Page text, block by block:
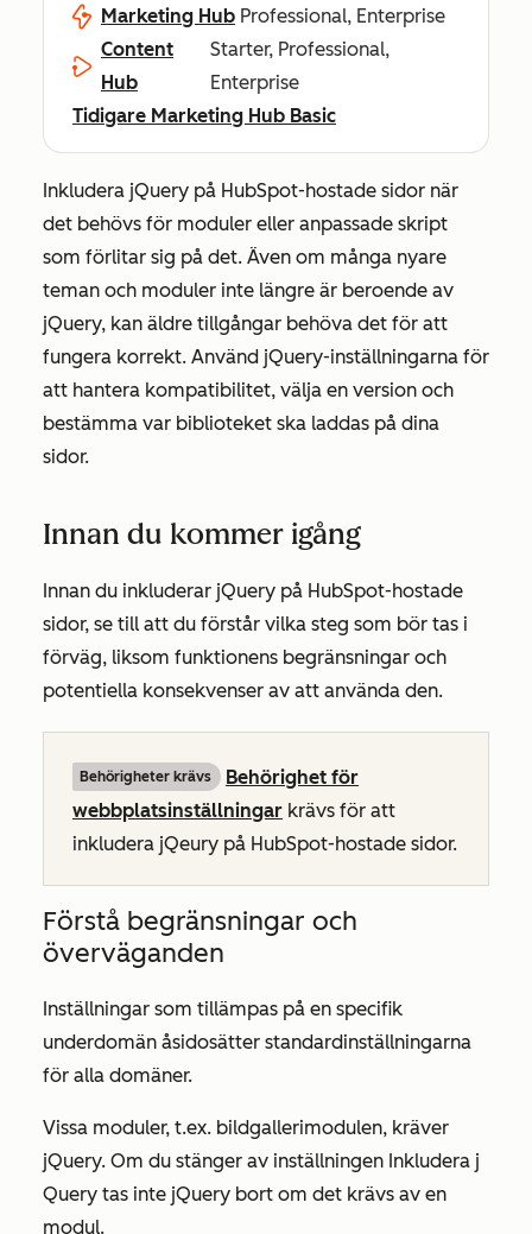
Marketing Hub Professional, Enterprise
Content
Hub
Starter, Professional,
Enterprise
Tidigare Marketing Hub Basic
Inkludera jQuery på HubSpot-hostade sidor när
det behövs för moduler eller anpassade skript
som förlitar sig på det. Även om många nyare
teman och moduler inte längre är beroende av
jQuery, kan äldre tillgångar behöva det för att
fungera korrekt. Använd jQuery-inställningarna för
att hantera kompatibilitet, välja en version och
bestämma var biblioteket ska laddas på dina
sidor.
Innan du kommer igång
Innan du inkluderar jQuery på HubSpot-hostade
sidor, se till att du förstår vilka steg som bör tas i
förväg, liksom funktionens begränsningar och
potentiella konsekvenser av att använda den.
Behörigheter krävs
Behörighet för
webbplatsinställningar krävs för att
inkludera jQeury på HubSpot-hostade sidor.
Förstå begränsningar och
överväganden
Inställningar som tillämpas på en specifik
underdomän åsidosätter standardinställningarna
för alla domäner.
Vissa moduler, t.ex. bildgallerimodulen, kräver
jQuery. Om du stänger av inställningen Inkludera j
Query tas inte jQuery bort om det krävs av en
modul.